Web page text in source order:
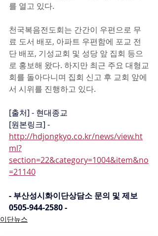
를 열고 있다.
천국복음전도회는 간간이 우편으로 무
료 도서 배포, 아파트 우편함에 포교 전
단 배포, 기성교회 및 성당 앞 집회 등으
로 홍보해 왔다. 하지만 최근 주요 대형교
회를 돌아다니며 집회 신고 후 교회 앞에
서 시위를 진행하고 있다.
[출처] - 현대종교
[원본링크] -
http://hdjongkyo.co.kr/news/view.ht
ml?
section=22&category=1004&item&no
=21140
- 부산성시화이단상담소 문의 및 제보
0505-944-2580 -
이단뉴스